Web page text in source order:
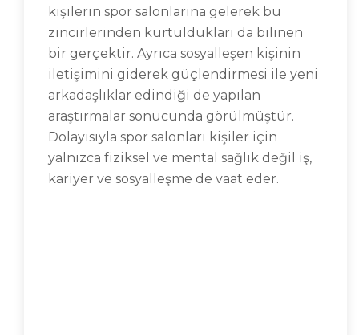
kişilerin spor salonlarına gelerek bu
zincirlerinden kurtuldukları da bilinen
bir gerçektir. Ayrıca sosyalleşen kişinin
iletişimini giderek güçlendirmesi ile yeni
arkadaşlıklar edindiği de yapılan
araştırmalar sonucunda görülmüştür.
Dolayısıyla spor salonları kişiler için
yalnızca fiziksel ve mental sağlık değil iş,
kariyer ve sosyalleşme de vaat eder.